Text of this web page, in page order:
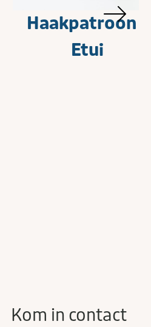
Haakpatroon -
Etui
Kom in contact